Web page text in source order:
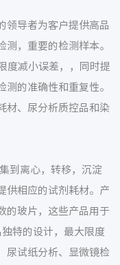
领导者为客户提供高品
测，重要的检测样本。
度减小误差，，同时提
测的准确性和重复性。
材、尿分析质控品和染
到离心，转移，沉淀
供相应的试剂耗材。产
的玻片，这些产品用于
特的设计，最大限度
尿试纸分析、显微镜检